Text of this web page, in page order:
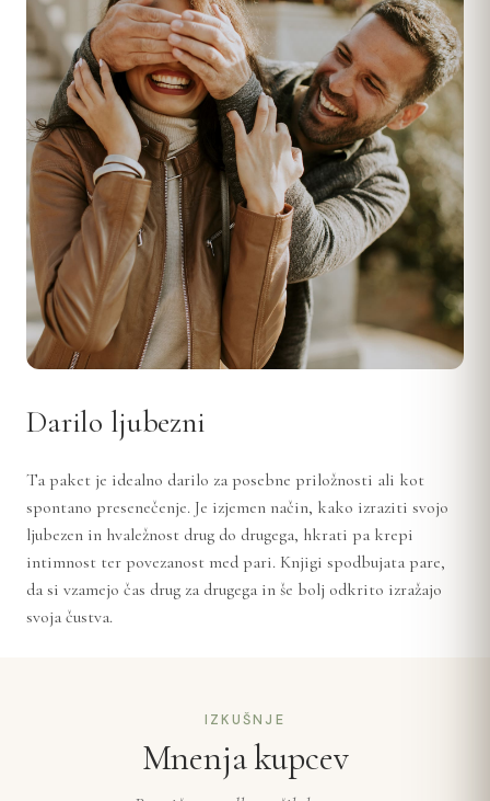
Darilo ljubezni
Ta paket je idealno darilo za posebne priložnosti ali kot
spontano presenečenje. Je izjemen način, kako izraziti svojo
ljubezen in hvaležnost drug do drugega, hkrati pa krepi
intimnost ter povezanost med pari. Knjigi spodbujata pare,
da si vzamejo čas drug za drugega in še bolj odkrito izražajo
svoja čustva.
IZKUŠNJE
Mnenja kupcev